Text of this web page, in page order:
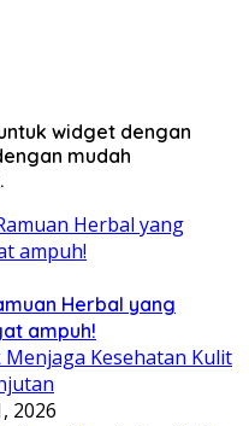
widget dengan
mudah
Herbal yang
ampuh!
2026